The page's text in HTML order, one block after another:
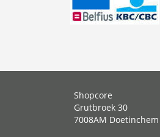
Shopcore
Grutbroek 30
7008AM Doetinchem